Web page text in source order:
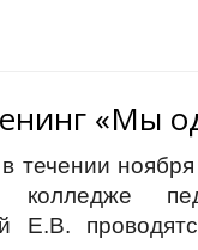
«Мы
течении
колледже
Е.В.